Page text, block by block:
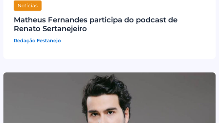
Notícias
Matheus Fernandes participa do podcast de
Renato Sertanejeiro
Redação Festanejo